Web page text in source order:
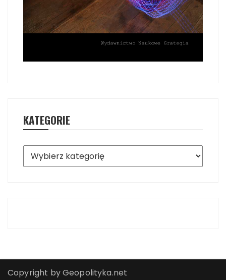
KATEGORIE
Kategorie
Copyright by Geopolityka.net